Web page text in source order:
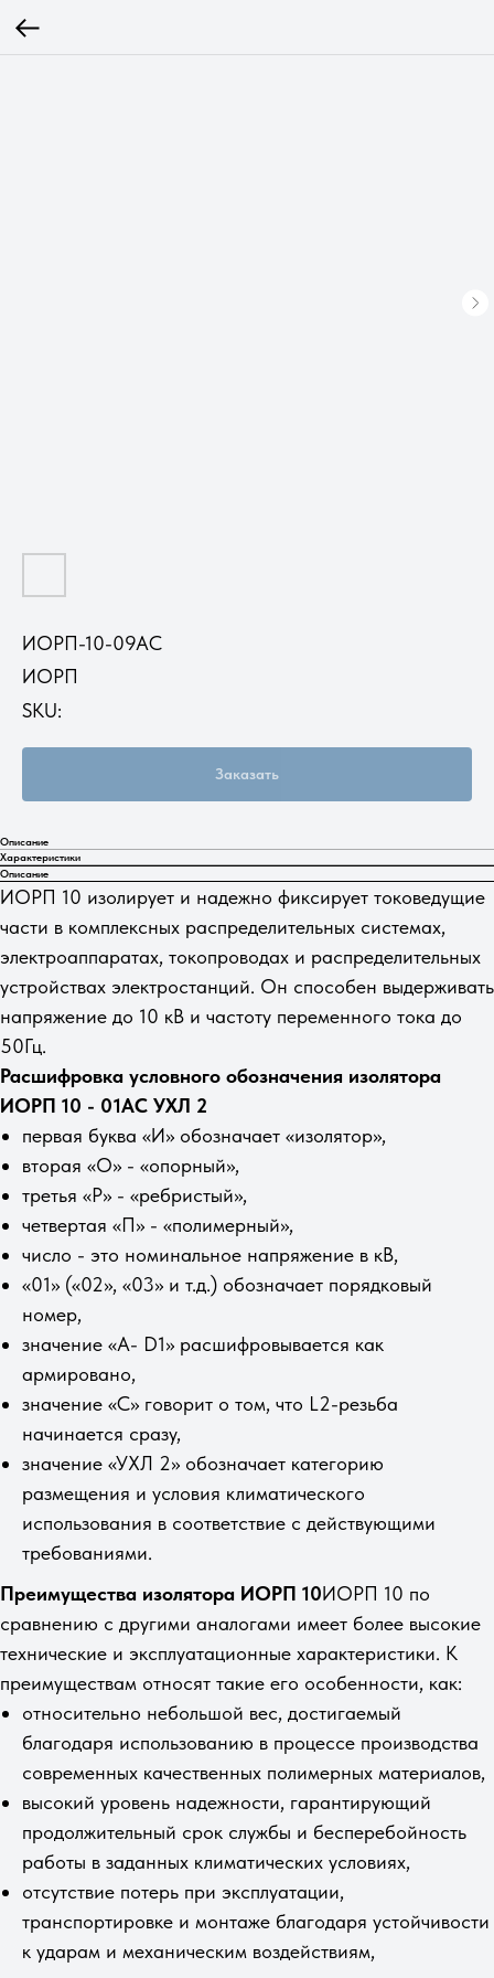
ИОРП-10-09АС
ИОРП
SKU:
Заказать
Описание
Характеристики
Описание
ИОРП 10 изолирует и надежно фиксирует токоведущие
части в комплексных распределительных системах,
электроаппаратах, токопроводах и распределительных
устройствах электростанций. Он способен выдерживать
напряжение до 10 кВ и частоту переменного тока до
50Гц.
Расшифровка условного обозначения изолятора
ИОРП 10 - 01АС УХЛ 2
первая буква «И» обозначает «изолятор»,
вторая «О» - «опорный»,
третья «Р» - «ребристый»,
четвертая «П» - «полимерный»,
число - это номинальное напряжение в кВ,
«01» («02», «03» и т.д.) обозначает порядковый
номер,
значение «А- D1» расшифровывается как
армировано,
значение «С» говорит о том, что L2-резьба
начинается сразу,
значение «УХЛ 2» обозначает категорию
размещения и условия климатического
использования в соответствие с действующими
требованиями.
Преимущества изолятора ИОРП 10ИОРП 10 по
сравнению с другими аналогами имеет более высокие
технические и эксплуатационные характеристики. К
преимуществам относят такие его особенности, как:
относительно небольшой вес, достигаемый
благодаря использованию в процессе производства
современных качественных полимерных материалов,
высокий уровень надежности, гарантирующий
продолжительный срок службы и бесперебойность
работы в заданных климатических условиях,
отсутствие потерь при эксплуатации,
транспортировке и монтаже благодаря устойчивости
к ударам и механическим воздействиям,